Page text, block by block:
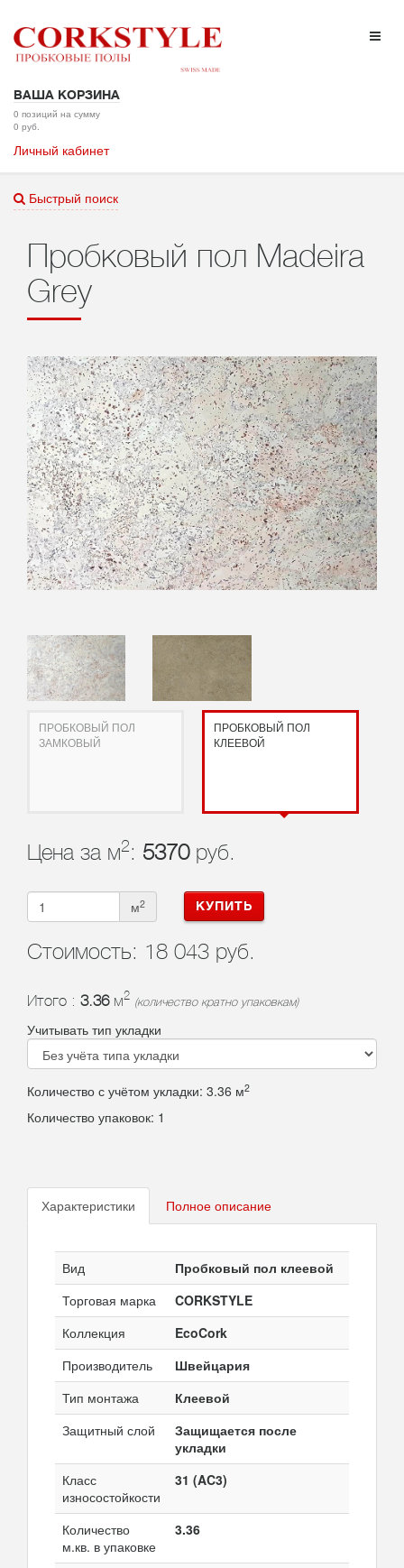
ВАША КОРЗИНА
0 позиций на сумму
0 руб.
Личный кабинет
Быстрый поиск
Пробковый пол Madeira
Grey
ПРОБКОВЫЙ ПОЛ
ЗАМКОВЫЙ
ПРОБКОВЫЙ ПОЛ
КЛЕЕВОЙ
Цена за м2: 5370руб.
м2 КУПИТЬ
Стоимость: 18 043 руб.
Итого : 3.36м2 (количество кратно упаковкам)
Учитывать тип укладки
Количество с учётом укладки: 3.36 м2
Количество упаковок: 1
Характеристики Полное описание
Вид
Пробковый пол клеевой
Торговая марка
CORKSTYLE
Коллекция
EcoCork
Производитель
Швейцария
Тип монтажа
Клеевой
Защитный слой
Защищается после
укладки
Класс
износостойкости
31 (AC3)
Количество
м.кв. в упаковке
3.36